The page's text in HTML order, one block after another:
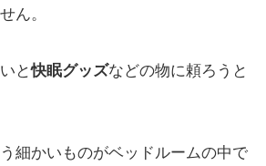
ん。
と快眠グッズなどの物に頼ろうと
細かいものがベッドルームの中で